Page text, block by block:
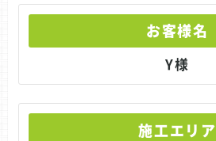
お客様名
Y様
施工エリア